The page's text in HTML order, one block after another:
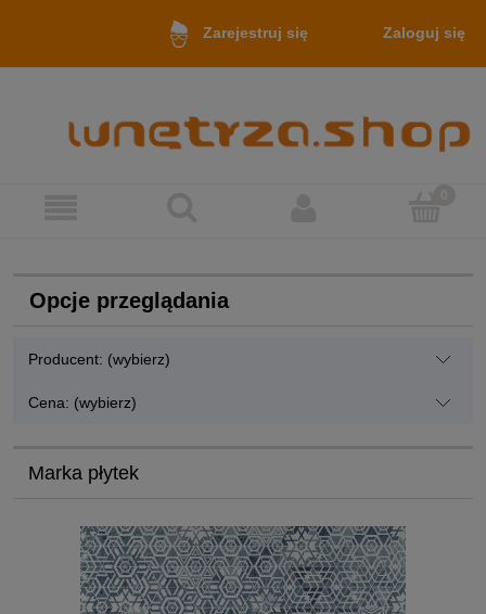
Zarejestruj się Zaloguj się
Opcje przeglądania
Producent: (wybierz)
Cena: (wybierz)
Marka płytek